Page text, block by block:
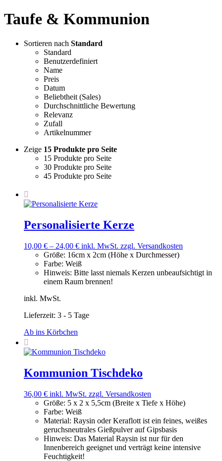
Taufe & Kommunion
Sortieren nach Standard
Standard
Benutzerdefiniert
Name
Preis
Datum
Beliebtheit (Sales)
Durchschnittliche Bewertung
Relevanz
Zufall
Artikelnummer
Zeige 15 Produkte pro Seite
15 Produkte pro Seite
30 Produkte pro Seite
45 Produkte pro Seite
Personalisierte Kerze
10,00 € – 24,00 € inkl. MwSt. zzgl. Versandkosten
Größe: 16cm x 2cm (Höhe x Durchmesser)
Farbe: Weiß
Hinweis: Bitte lasst niemals Kerzen unbeaufsichtigt in
einem Raum brennen!
inkl. MwSt.
Lieferzeit: 3 - 5 Tage
Ab ins Körbchen
Kommunion Tischdeko
36,00 € inkl. MwSt. zzgl. Versandkosten
Größe: 5 x 2 x 5,5cm (Breite x Tiefe x Höhe)
Farbe: Weiß
Material: Raysin oder Keraflott ist ein feines, weißes
geruchsneutrales Gießpulver auf Gipsbasis
Hinweis: Das Material Raysin ist nur für den
Innenbereich geeignet und verträgt keine intensive
Feuchtigkeit!